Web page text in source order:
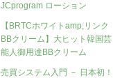
JCprogram ローション
【BRTCホワイトamp;リンク
BBクリーム】大ヒット韓国芸
能人御用達BBクリーム
売買システム入門 － 日本初！